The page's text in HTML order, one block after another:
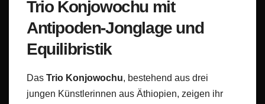
Trio Konjowochu mit
Antipoden-Jonglage und
Equilibristik
Das Trio Konjowochu, bestehend aus drei
jungen Künstlerinnen aus Äthiopien, zeigen ihr